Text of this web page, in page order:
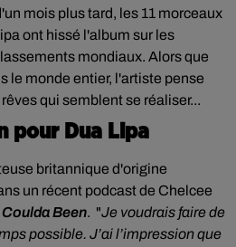
mois plus tard, les 11 morceaux
ont hissé l'album sur les
mondiaux. Alors que
le monde entier, l'artiste pense
qui semblent se réaliser...
pour Dua Lipa
britannique d'origine
un récent podcast de Chelcee
Coulda Been. "Je voudrais faire de
possible. J’ai l’impression que